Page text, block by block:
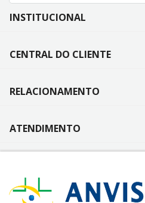
FORMAS DE
PAGAMENTO
INSTITUCIONAL
CENTRAL DO CLIENTE
RELACIONAMENTO
ATENDIMENTO